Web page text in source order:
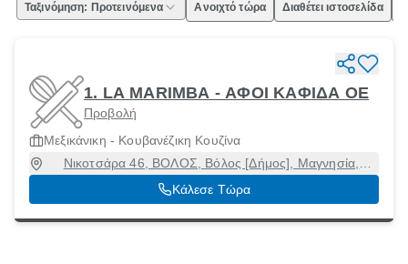
Ταξινόμηση: Προτεινόμενα Ανοιχτό τώρα Διαθέτει ιστοσελίδα
1. LA MARIMBA - ΑΦΟΙ ΚΑΦΙΔΑ ΟΕ
Προβολή
Μεξικάνικη - Κουβανέζικη Κουζίνα
Νικοτσάρα 46, ΒΟΛΟΣ, Βόλος [Δήμος], Μαγνησία,
38222
Κάλεσε Τώρα